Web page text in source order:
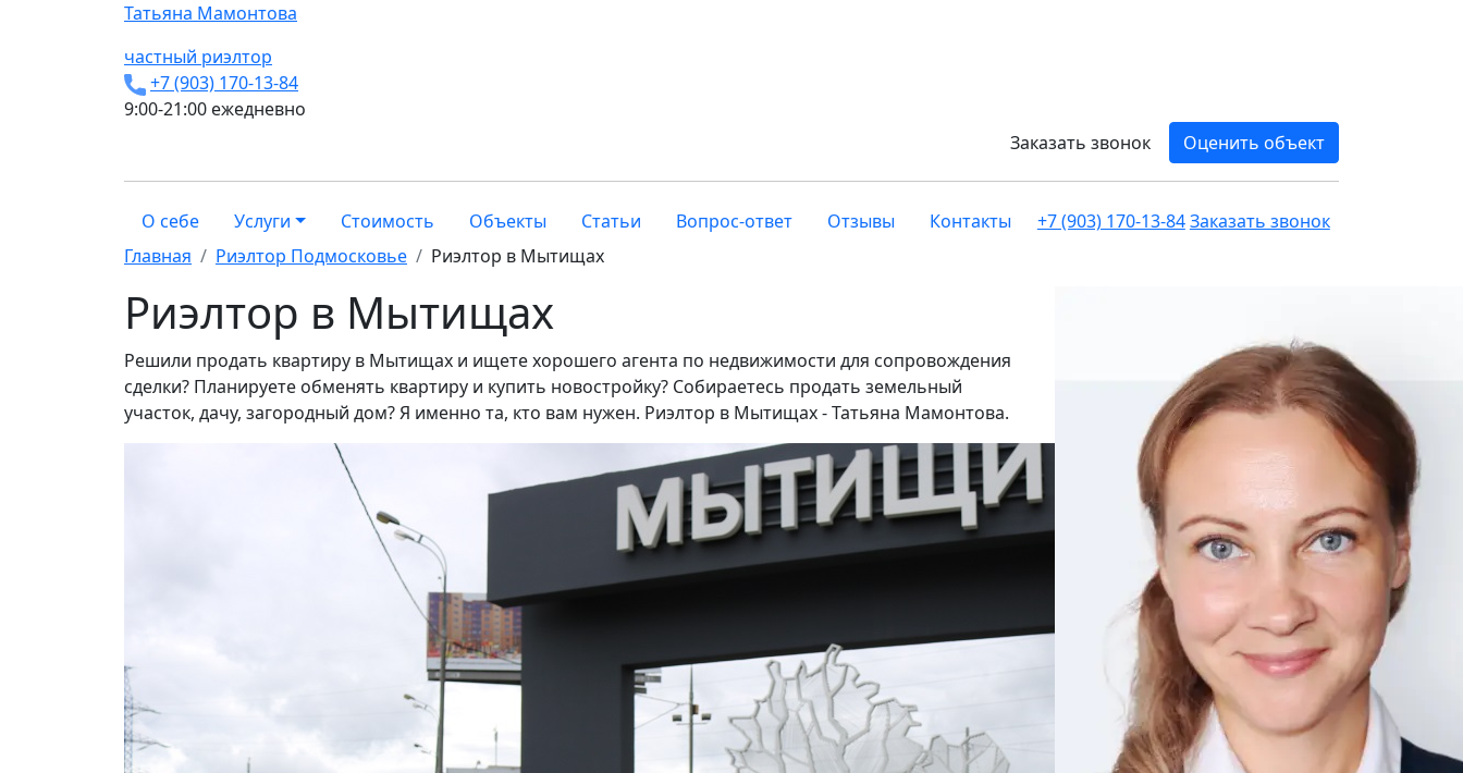
Татьяна Мамонтова
частный риэлтор
+7 (903) 170-13-84
9:00-21:00 ежедневно
Заказать звонок
Оценить объект
О себе Услуги Стоимость Объекты Статьи Вопрос-ответ Отзывы Контакты +7 (903) 170-13-84Заказать звонок
Главная
Риэлтор Подмосковье Риэлтор в Мытищах
Риэлтор в Мытищах
Решили продать квартиру в Мытищах и ищете хорошего агента по недвижимости для сопровождения
сделки? Планируете обменять квартиру и купить новостройку? Собираетесь продать земельный
участок, дачу, загородный дом? Я именно та, кто вам нужен. Риэлтор в Мытищах - Татьяна Мамонтова.